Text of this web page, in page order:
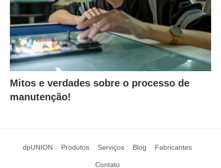
Mitos e verdades sobre o processo de
manutenção!
dpUNION Produtos Serviços Blog Fabricantes
Contato